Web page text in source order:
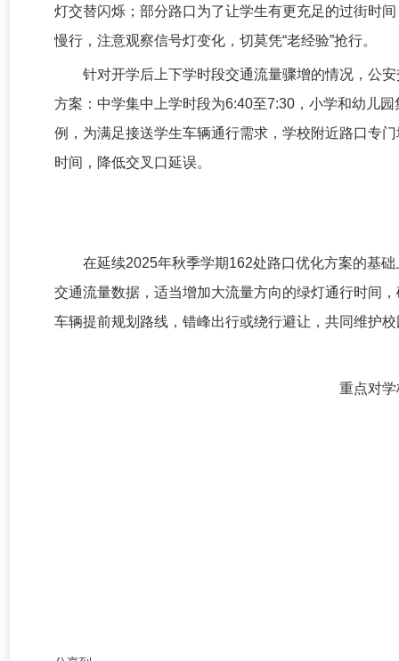
灯交替闪烁；部分路口为了让学生有更充足的过街时
慢行，注意观察信号灯变化，切莫凭“老经验”抢行。
针对开学后上下学时段交通流量骤增的情况，公
方案：中学集中上学时段为6:40至7:30，小学和幼儿
例，为满足接送学生车辆通行需求，学校附近路口专
时间，降低交叉口延误。
在延续2025年秋季学期162处路口优化方案的基
交通流量数据，适当增加大流量方向的绿灯通行时间
车辆提前规划路线，错峰出行或绕行避让，共同维护
重点对